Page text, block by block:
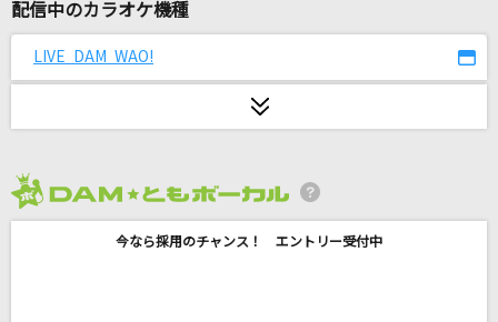
流転の花
夜の踊り子
配信中のカラオケ機種
LIVE DAM WAO!
今なら採用のチャンス！ エントリー受付中